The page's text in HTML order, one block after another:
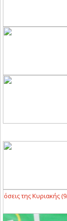
της Κυριακής (9/8)